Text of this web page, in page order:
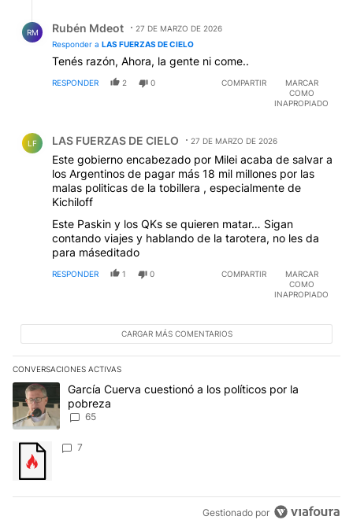
RM Rubén Mdeot
27 DE MARZO DE 2026
Responder a LAS FUERZAS DE CIELO
Tenés razón, Ahora, la gente ni come..
RESPONDER 2 0 COMPARTIR
MARCAR
COMO
INAPROPIADO
LF LAS FUERZAS DE CIELO 27 DE MARZO DE 2026
Este gobierno encabezado por Milei acaba de salvar a
los Argentinos de pagar más 18 mil millones por las
malas politicas de la tobillera , especialmente de
Kichiloff
Este Paskin y los QKs se quieren matar… Sigan
contando viajes y hablando de la tarotera, no les da
para máseditado
RESPONDER 1 0 COMPARTIR
MARCAR
COMO
INAPROPIADO
CARGAR MÁS COMENTARIOS
CONVERSACIONES ACTIVAS
Este listado muestra los artículos con más comentarios en los
Un artículo de tendencia con el título "García Cuerva cuestionó
García Cuerva cuestionó a los políticos por la
pobreza
65
Un artículo de tendencia con el título "" con 7 comentarios.
7
Gestionado por